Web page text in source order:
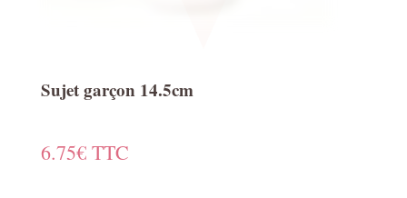
Sujet garçon 14.5cm
6.75€ TTC